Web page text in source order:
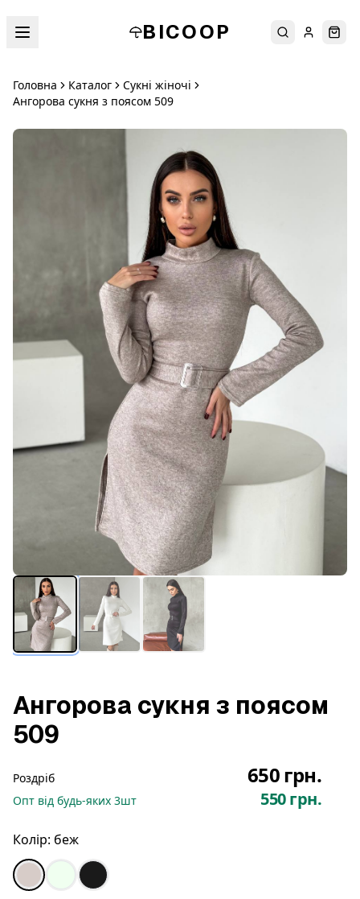
BICOOP ПошукУвійти
Головна Каталог
Сукні жіночі
Ангорова сукня з поясом 509
Ангорова сукня з поясом
509
Роздріб 650 грн.
Опт від будь-яких 3шт 550 грн.
Колір: беж